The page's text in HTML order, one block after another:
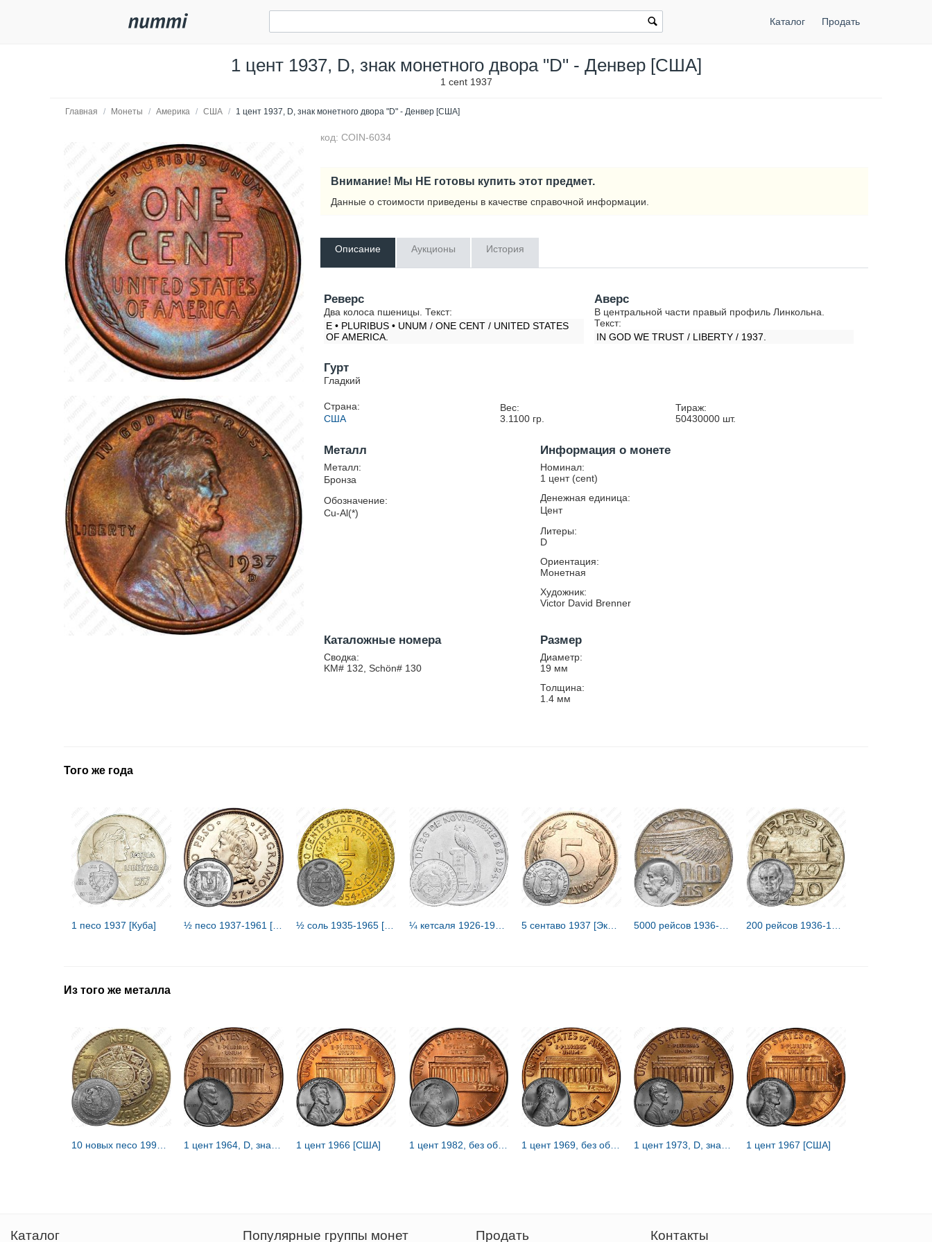
Каталог Продать
1 цент 1937, D, знак монетного двора "D" - Денвер [США]
1 cent 1937
Главная / Монеты / Америка / США / 1 цент 1937, D, знак монетного двора "D" - Денвер [США]
код: COIN-6034
Внимание! Мы НЕ готовы купить этот предмет.
Данные о стоимости приведены в качестве справочной информации.
Описание Аукционы История
Реверс
Два колоса пшеницы. Текст:
E • PLURIBUS • UNUM / ONE CENT / UNITED STATES
OF AMERICA.
Аверс
В центральной части правый профиль Линкольна.
Текст:
IN GOD WE TRUST / LIBERTY / 1937.
Гурт
Гладкий
Страна:
США
Вес:
3.1100гр.
Тираж:
50430000 шт.
Металл
Металл:
Бронза
Обозначение:
Cu-Al(*)
Информация о монете
Номинал:
1 цент (cent)
Денежная единица:
Цент
Литеры:
D
Ориентация:
Монетная
Художник:
Victor David Brenner
Каталожные номера
Сводка:
KM# 132, Schön# 130
Размер
Диаметр:
19 мм
Толщина:
1.4 мм
Того же года
1 песо 1937 [Куба] ¼ кетсаля 1926-1949 [Гватемала] 5 сентаво 1937 [Эквадор]
Из того же металла
1 цент 1966 [США] 1 цент 1982, без обозначения монетного двора [США] 1 цент 1969, без обозначения монетного двора [США] 1 цент 1967 [США]
Каталог Популярные группы монет Продать Контакты